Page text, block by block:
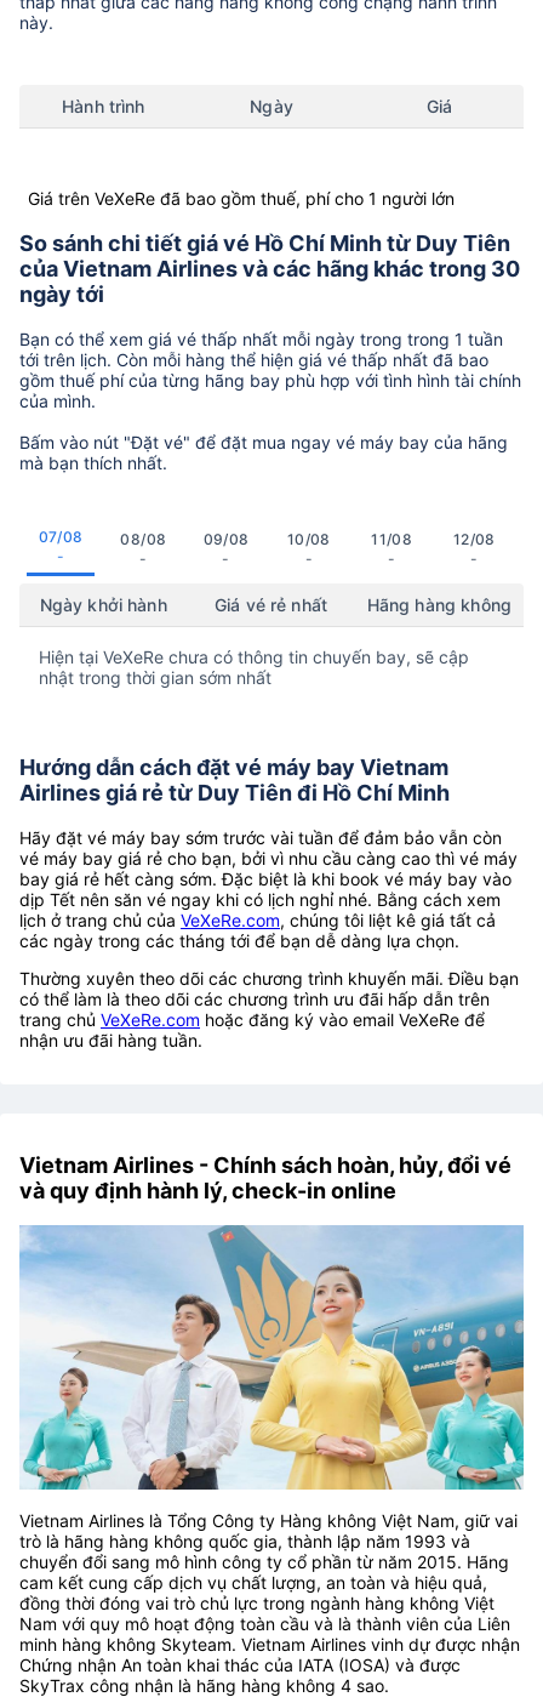
này.
Hành trình Ngày Giá
Giá trên VeXeRe đã bao gồm thuế, phí cho 1 người lớn
So sánh chi tiết giá vé Hồ Chí Minh từ Duy Tiên
của Vietnam Airlines và các hãng khác trong 30
ngày tới
Bạn có thể xem giá vé thấp nhất mỗi ngày trong trong 1 tuần
tới trên lịch. Còn mỗi hàng thể hiện giá vé thấp nhất đã bao
gồm thuế phí của từng hãng bay phù hợp với tình hình tài chính
của mình.
Bấm vào nút "Đặt vé" để đặt mua ngay vé máy bay của hãng
mà bạn thích nhất.
07/08
-
08/08
-
09/08
-
10/08
-
11/08
-
12/08
-
Ngày khởi hành Giá vé rẻ nhất Hãng hàng không
Hiện tại VeXeRe chưa có thông tin chuyến bay, sẽ cập
nhật trong thời gian sớm nhất
Hướng dẫn cách đặt vé máy bay Vietnam
Airlines giá rẻ từ Duy Tiên đi Hồ Chí Minh
Hãy đặt vé máy bay sớm trước vài tuần để đảm bảo vẫn còn
vé máy bay giá rẻ cho bạn, bởi vì nhu cầu càng cao thì vé máy
bay giá rẻ hết càng sớm. Đặc biệt là khi book vé máy bay vào
dịp Tết nên săn vé ngay khi có lịch nghỉ nhé. Bằng cách xem
lịch ở trang chủ của VeXeRe.com, chúng tôi liệt kê giá tất cả
các ngày trong các tháng tới để bạn dễ dàng lựa chọn.
Thường xuyên theo dõi các chương trình khuyến mãi. Điều bạn
có thể làm là theo dõi các chương trình ưu đãi hấp dẫn trên
trang chủ VeXeRe.com hoặc đăng ký vào email VeXeRe để
nhận ưu đãi hàng tuần.
Vietnam Airlines - Chính sách hoàn, hủy, đổi vé
và quy định hành lý, check-in online
Vietnam Airlines là Tổng Công ty Hàng không Việt Nam, giữ vai
trò là hãng hàng không quốc gia, thành lập năm 1993 và
chuyển đổi sang mô hình công ty cổ phần từ năm 2015. Hãng
cam kết cung cấp dịch vụ chất lượng, an toàn và hiệu quả,
đồng thời đóng vai trò chủ lực trong ngành hàng không Việt
Nam với quy mô hoạt động toàn cầu và là thành viên của Liên
minh hàng không Skyteam. Vietnam Airlines vinh dự được nhận
Chứng nhận An toàn khai thác của IATA (IOSA) và được
SkyTrax công nhận là hãng hàng không 4 sao.